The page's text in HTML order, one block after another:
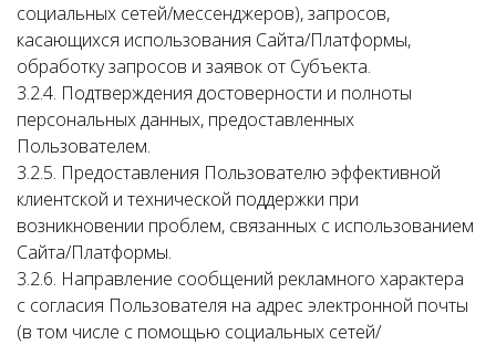
социальных сетей/мессенджеров), запросов,
касающихся использования Сайта/Платформы,
обработку запросов и заявок от Субъекта.
3.2.4. Подтверждения достоверности и полноты
персональных данных, предоставленных
Пользователем.
3.2.5. Предоставления Пользователю эффективной
клиентской и технической поддержки при
возникновении проблем, связанных с использованием
Сайта/Платформы.
3.2.6. Направление сообщений рекламного характера
с согласия Пользователя на адрес электронной почты
(в том числе с помощью социальных сетей/